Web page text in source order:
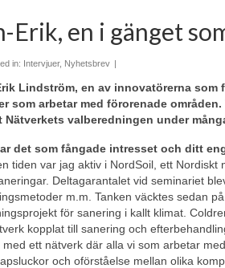
Erik, en i gänget
in: Intervjuer, Nyhetsbrev |
Lindström, en av innovatörerna
som arbetar med förorenade
Nätverkets valberedningen under
det som fångade intresset och ditt
tiden var jag aktiv i NordSoil, ett
Deltagarantalet vid seminariet
m.m. Tanken väcktes sedan
för sanering i kallt klimat.
kopplat till sanering och
med ett nätverk där alla vi som arbetar
och oförståelse mellan olika